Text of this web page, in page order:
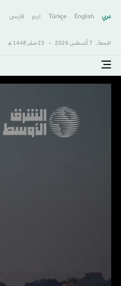
عربي English
Türkçe اردو فارسى
الجمعة, 7 أغسطس 2026 - 23 صفَر 1448 هـ